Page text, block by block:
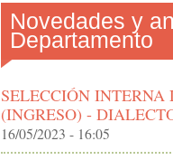
Novedades y
Departamento
SELECCIÓN
(INGRESO) -
16/05/2023 - 16:05